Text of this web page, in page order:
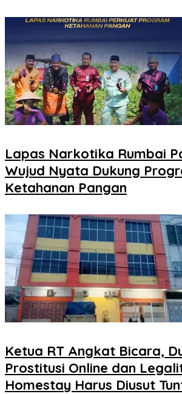
Lapas Narkotika Rumbai
Wujud Nyata Dukung
Ketahanan Pangan
Ketua RT Angkat Bicara,
Prostitusi Online dan
Homestay Harus Diusut